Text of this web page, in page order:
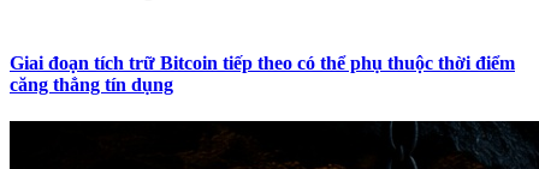
Giai đoạn tích trữ Bitcoin tiếp theo có thể phụ thuộc thời điểm
căng thẳng tín dụng